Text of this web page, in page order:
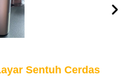
Sentuh Cerdas